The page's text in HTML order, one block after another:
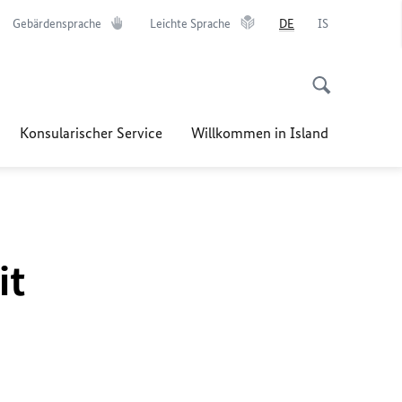
Gebärdensprache Leichte Sprache DE IS
Konsularischer Service Willkommen in Island